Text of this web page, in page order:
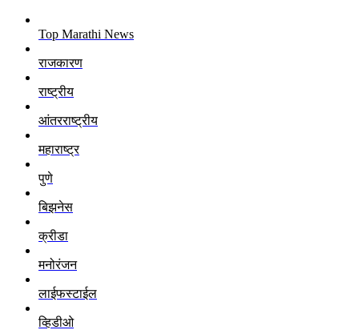
Top Marathi News
राजकारण
राष्ट्रीय
आंतरराष्ट्रीय
महाराष्ट्र
पुणे
बिझनेस
क्रीडा
मनोरंजन
लाईफस्टाईल
व्हिडीओ